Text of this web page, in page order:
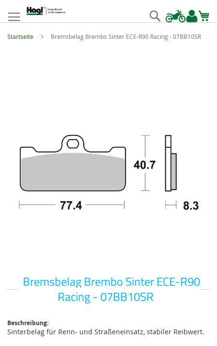
springen
Suche
Startseite Bremsbelag Brembo Sinter ECE-R90 Racing - 07BB10SR
Bremsbelag Brembo Sinter ECE-R90
Racing - 07BB10SR
Anfang
Beschreibung:
Sinterbelag für Renn- und Straßeneinsatz, stabiler Reibwert.